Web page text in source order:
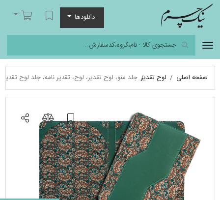
دانلودها
لیست مورد علاقه
سبد خرید
صفحه اصلی لوح تقدیر جلد منو، لوح تقدیر، لوح، تقدیر نامه، جلد لوح تقدیر